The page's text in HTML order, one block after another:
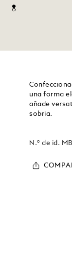
una forma
añade
sobria.
N.º de id.